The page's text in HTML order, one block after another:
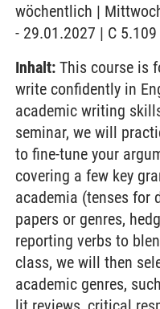
wöchentlich |
- 29.01.2027 | C
Inhalt: This course is
write confidently in
academic writing
seminar, we will
to fine-tune your
covering a few key
academia (tenses for
papers or genres,
reporting verbs to
class, we will then
academic genres,